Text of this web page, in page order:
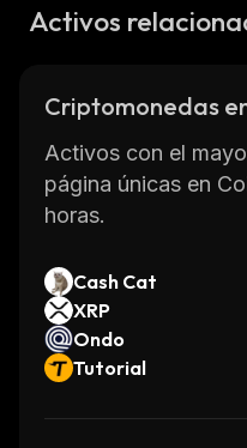
Activos
Criptomonedas
Activos con el
página únicas en
horas.
Cash Cat
XRP
Ondo
Tutorial